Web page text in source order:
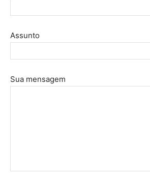
Assunto
Sua mensagem